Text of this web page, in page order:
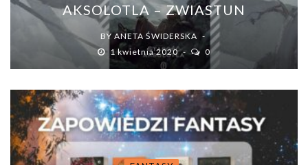
AKSOLOTLA – ZWIASTUN
BY ANETA ŚWIDERSKA
1 kwietnia 2020
0